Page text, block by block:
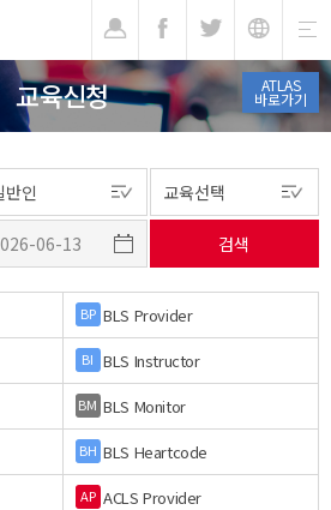
ATLAS
바로가기
교육신청
BP BLS Provider
BI BLS Instructor
BM BLS Monitor
BH BLS Heartcode
AP ACLS Provider